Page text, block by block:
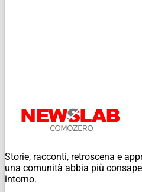
Storie, racconti, retroscena e
una comunità abbia più
intorno.